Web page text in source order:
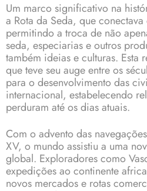
Um marco significativo na
a Rota da Seda, que
permitindo a troca de não
seda, especiarias e outros
também ideias e culturas. Esta
que teve seu auge entre os
para o desenvolvimento das
internacional, estabelecendo
perduram até os dias atuais.
Com o advento das
XV, o mundo assistiu a uma
global. Exploradores como
expedições ao continente
novos mercados e rotas